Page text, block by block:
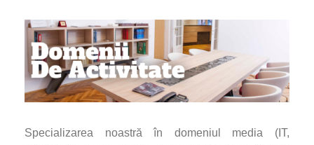
Specializarea noastră în domeniul media (IT,